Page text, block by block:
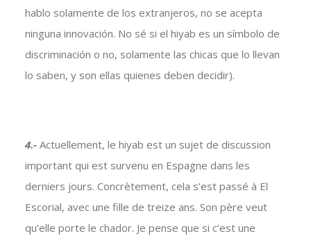
hablo solamente de los extranjeros, no se acepta
ninguna innovación. No sé si el hiyab es un símbolo de
discriminación o no, solamente las chicas que lo llevan
lo saben, y son ellas quienes deben decidir).
4.-Actuellement, le hiyab est un sujet de discussion
important qui est survenu en Espagne dans les
derniers jours. Concrètement, cela s’est passé à El
Escorial, avec une fille de treize ans. Son père veut
qu’elle porte le chador. Je pense que si c’est une